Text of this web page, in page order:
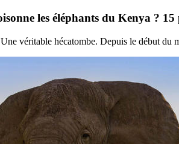
les éléphants du Kenya ?
véritable hécatombe. Depuis le début du